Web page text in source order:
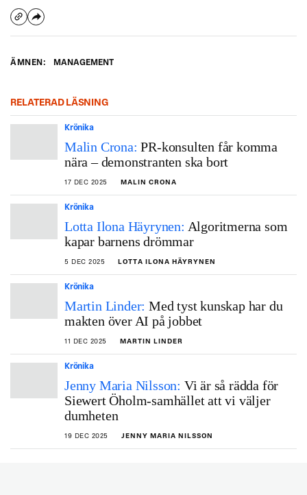
ÄMNEN: MANAGEMENT
RELATERAD LÄSNING
Krönika
Malin Crona: PR-konsulten får komma
nära – demonstranten ska bort
17 DEC 2025 MALIN CRONA
Krönika
Lotta Ilona Häyrynen: Algoritmerna som
kapar barnens drömmar
5 DEC 2025 LOTTA ILONA HÄYRYNEN
Krönika
Martin Linder: Med tyst kunskap har du
makten över AI på jobbet
11 DEC 2025 MARTIN LINDER
Krönika
Jenny Maria Nilsson: Vi är så rädda för
Siewert Öholm-samhället att vi väljer
dumheten
19 DEC 2025 JENNY MARIA NILSSON